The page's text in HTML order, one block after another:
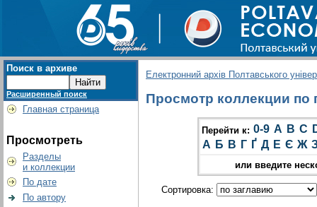
Поиск в архиве
Расширенный поиск
Главная страница
Просмотреть
Разделы
и коллекции
По дате
По автору
Електронний архів Полтавського
Просмотр коллекции по
Перейти к: 0-9 A B C
А Б В Г Ґ Д Е Є Ж
или введите
Сортировка: